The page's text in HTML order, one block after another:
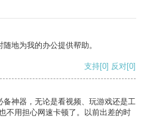
地为我的办公提供帮助。
支持[0] 反对[0]
神器，无论是看视频、玩游戏还是工
不用担心网速卡顿了。以前出差的时